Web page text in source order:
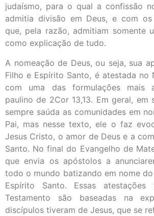
judaísmo, para o qual a confissão
admitia divisão em Deus, e com
que, pela razão, admitiam somente
como explicação de tudo.
A nomeação de Deus, ou seja, sua
Filho e Espírito Santo, é atestada no
com uma das formulações mais
paulino de 2Cor 13,13. Em geral, em
sempre saúda as comunidades em
Pai, mas nesse texto, ele o faz
Jesus Cristo, o amor de Deus e a
Santo. No final do Evangelho de
que envia os apóstolos a
todo o mundo batizando em nome
Espírito Santo. Essas
Testamento são baseadas na
discípulos tiveram de Jesus, que se